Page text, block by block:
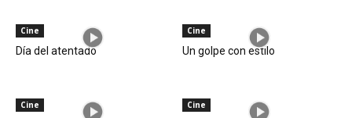
Cine
Día del atentado
Cine
Un golpe con estilo
Cine Cine